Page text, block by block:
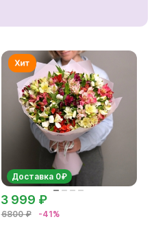
Доставка 0₽
6800 ₽ -41%
3 999 ₽